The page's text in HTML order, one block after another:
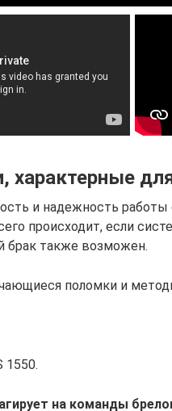
характерные
и надежность
происходит, если
брак также возможен.
поломки и
1550.
на команды